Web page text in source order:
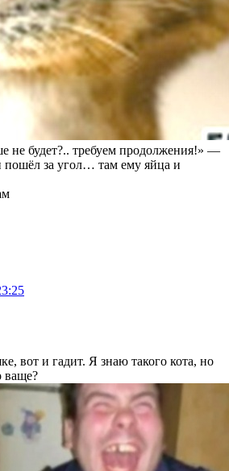
будет?.. требуем продолжения!» —
пошёл за угол… там ему яйца и
вот и гадит. Я знаю такого кота, но
ваще?